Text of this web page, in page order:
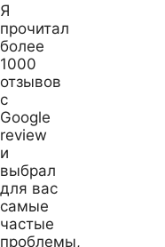
Я
прочитал
более
1000
отзывов
с
Google
review
и
выбрал
для вас
самые
частые
проблемы,